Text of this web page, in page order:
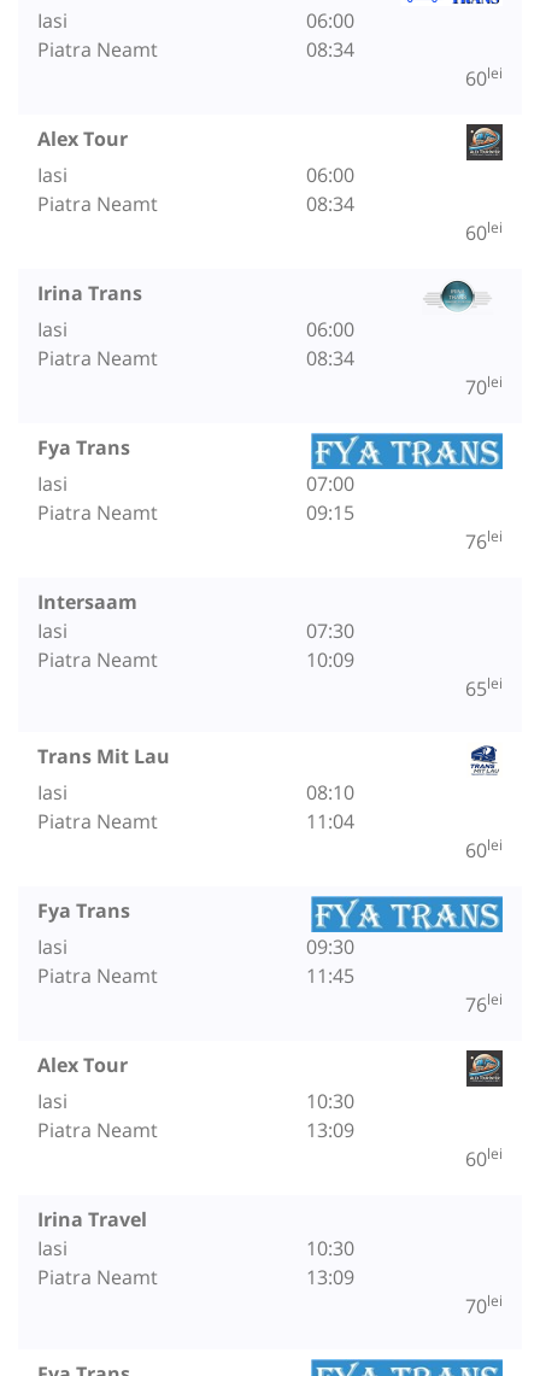
Iasi
Piatra Neamt
06:00
08:34
60lei
Alex Tour
Iasi
Piatra Neamt
06:00
08:34
60lei
Irina Trans
Iasi
Piatra Neamt
06:00
08:34
70lei
Fya Trans
Iasi
Piatra Neamt
07:00
09:15
76lei
Intersaam
Iasi
Piatra Neamt
07:30
10:09
65lei
Trans Mit Lau
Iasi
Piatra Neamt
08:10
11:04
60lei
Fya Trans
Iasi
Piatra Neamt
09:30
11:45
76lei
Alex Tour
Iasi
Piatra Neamt
10:30
13:09
60lei
Irina Travel
Iasi
Piatra Neamt
10:30
13:09
70lei